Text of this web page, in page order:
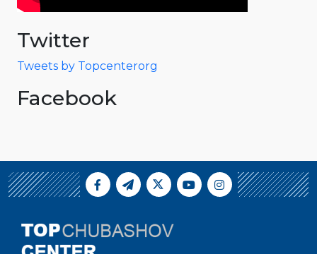
Twitter
Tweets by Topcenterorg
Facebook